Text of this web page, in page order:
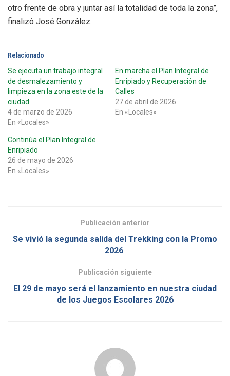
otro frente de obra y juntar así la totalidad de toda la zona”,
finalizó José González.
Relacionado
Se ejecuta un trabajo integral
de desmalezamiento y
limpieza en la zona este de la
ciudad
4 de marzo de 2026
En «Locales»
En marcha el Plan Integral de
Enripiado y Recuperación de
Calles
27 de abril de 2026
En «Locales»
Continúa el Plan Integral de
Enripiado
26 de mayo de 2026
En «Locales»
Publicación anterior
Se vivió la segunda salida del Trekking con la Promo
2026
Publicación siguiente
El 29 de mayo será el lanzamiento en nuestra ciudad
de los Juegos Escolares 2026